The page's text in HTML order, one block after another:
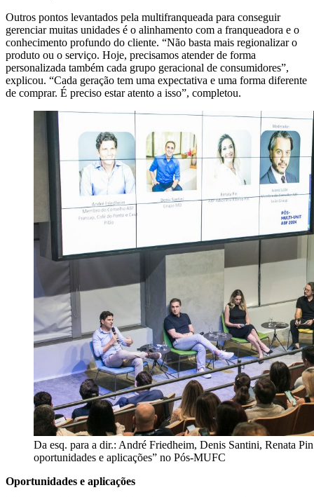
Outros pontos levantados pela multifranqueada para conseguir
gerenciar muitas unidades é o alinhamento com a franqueadora e o
conhecimento profundo do cliente. “Não basta mais regionalizar o
produto ou o serviço. Hoje, precisamos atender de forma
personalizada também cada grupo geracional de consumidores”,
explicou. “Cada geração tem uma expectativa e uma forma diferente
de comprar. É preciso estar atento a isso”, completou.
Da esq. para a dir.: André Friedheim, Denis Santini, Renata
oportunidades e aplicações” no Pós-MUFC
Oportunidades e aplicações